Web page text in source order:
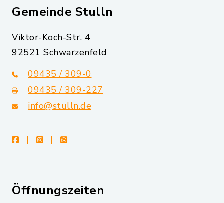
Gemeinde Stulln
Viktor-Koch-Str. 4
92521 Schwarzenfeld
09435 / 309-0
09435 / 309-227
info@stulln.de
facebookinstagramwhatsapp
Öffnungszeiten